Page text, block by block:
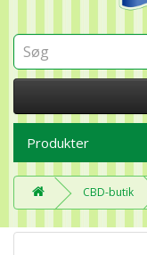
Produkter
CBD-butik